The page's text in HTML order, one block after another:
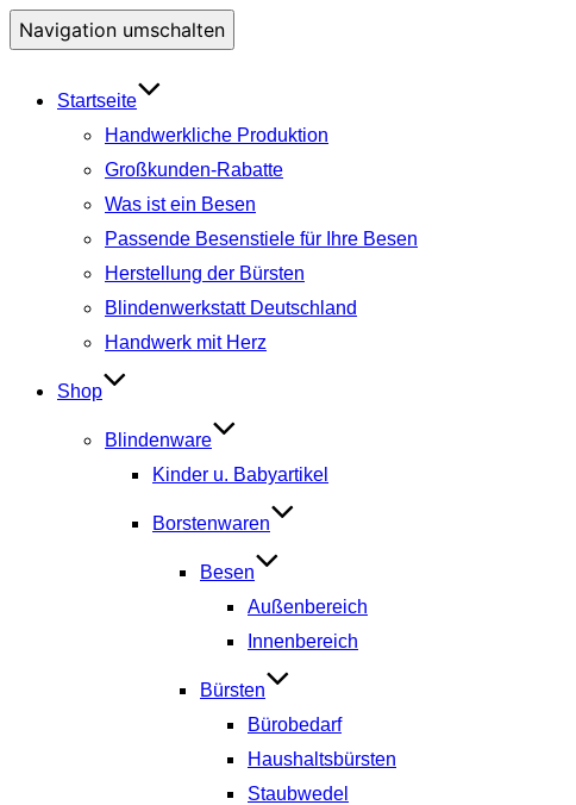
Navigation umschalten
Startseite
Handwerkliche Produktion
Großkunden-Rabatte
Was ist ein Besen
Passende Besenstiele für Ihre Besen
Herstellung der Bürsten
Blindenwerkstatt Deutschland
Handwerk mit Herz
Shop
Blindenware
Kinder u. Babyartikel
Borstenwaren
Besen
Außenbereich
Innenbereich
Bürsten
Bürobedarf
Haushaltsbürsten
Staubwedel